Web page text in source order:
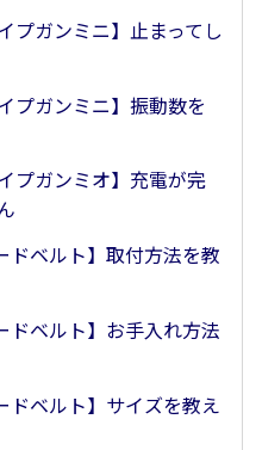
プガンミニ】止まってし
プガンミニ】振動数を
プガンミオ】充電が完
ドベルト】取付方法を教
ドベルト】お手入れ方法
ドベルト】サイズを教え